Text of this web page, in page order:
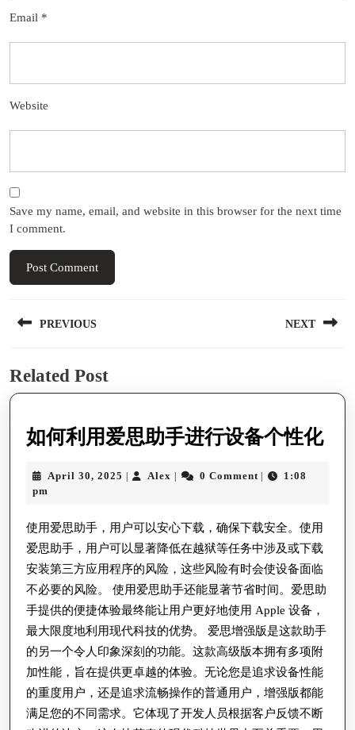
Email *
Website
Save my name, email, and website in this browser for the next time
I comment.
navigation
PREVIOUS
post:
NEXT
Related Post
如何利用爱思助手进行设备个性化如
思
助
进
行
设
备
April 30, 2025 AprilAlex Alex 0 Comment
1:08
pm
使用爱思助手，用户可以安心下载，确保下载安全。使用
爱思助手，用户可以显著降低在越狱等任务中涉及或下载
安装第三方应用程序的风险，这些风险有时会使设备面临
不必要的风险。 使用爱思助手还能显著节省时间。爱思助
手提供的便捷体验最终能让用户更好地使用 Apple 设备，
最大限度地利用现代科技的优势。 爱思增强版是这款助手
的另一个令人印象深刻的功能。这款高级版本拥有多项附
加性能，旨在提供更卓越的体验。无论您是追求设备性能
的重度用户，还是追求流畅操作的普通用户，增强版都能
满足您的不同需求。它体现了开发人员根据客户反馈不断